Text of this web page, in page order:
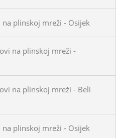
plinskoj mreži - Osijek
na plinskoj mreži -
na plinskoj mreži - Beli
plinskoj mreži - Osijek